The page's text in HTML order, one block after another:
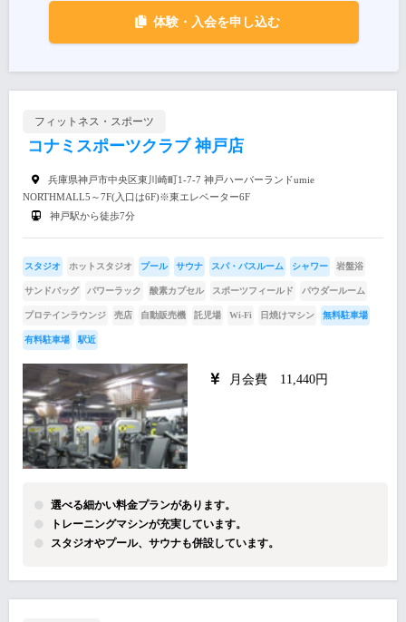
体験・入会を申し込む
フィットネス・スポーツ
コナミスポーツクラブ 神戸店
兵庫県神戸市中央区東川崎町1-7-7 神戸ハーバーランドumie
NORTHMALL5～7F(入口は6F)※東エレベーター6F
神戸駅から徒歩7分
スタジオ ホットスタジオ プール サウナ スパ・バスルーム シャワー 岩盤浴
サンドバッグ パワーラック 酸素カプセル スポーツフィールド パウダールーム
プロテインラウンジ 売店 自動販売機 託児場 Wi-Fi 日焼けマシン 無料駐車場
有料駐車場 駅近
月会費 11,440円
選べる細かい料金プランがあります。
トレーニングマシンが充実しています。
スタジオやプール、サウナも併設しています。